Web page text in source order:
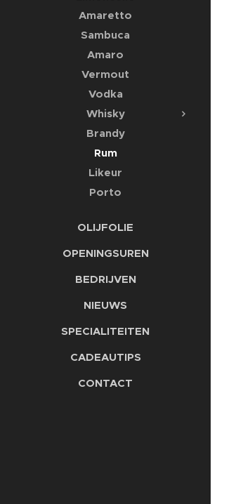
Amaretto
Sambuca
Amaro
Vermout
Vodka
Whisky
Brandy
Rum
Likeur
Porto
OLIJFOLIE
OPENINGSUREN
BEDRIJVEN
NIEUWS
SPECIALITEITEN
CADEAUTIPS
CONTACT